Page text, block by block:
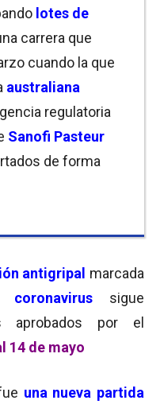
lotes de
carrera que
cuando la que
australiana
regulatoria
Sanofi Pasteur
de forma
antigripal marcada
sigue
aprobados por el
14 de mayo
una nueva partida